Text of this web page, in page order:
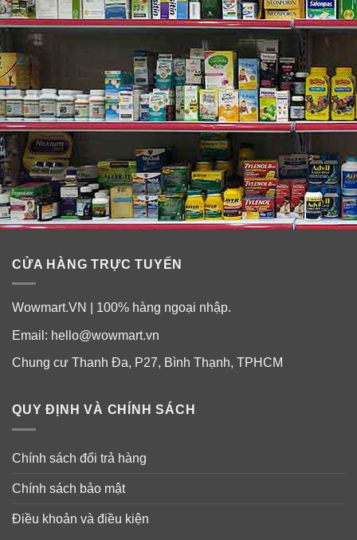
Không đun sôi thức ăn đã chuẩn bị.
• Không sử dụng ngoài đường tiêu hóa.
• Thích hợp làm nguồn dinh dưỡng cho trẻ em trên 1
CỬA HÀNG TRỰC TUYẾN
Wowmart.VN | 100% hàng ngoại nhập.
Email: hello@wowmart.vn
Chung cư Thanh Đa, P27, Bình Thạnh, TPHCM
QUY ĐỊNH VÀ CHÍNH SÁCH
Chính sách đổi trả hàng
Chính sách bảo mật
Điều khoản và điều kiện